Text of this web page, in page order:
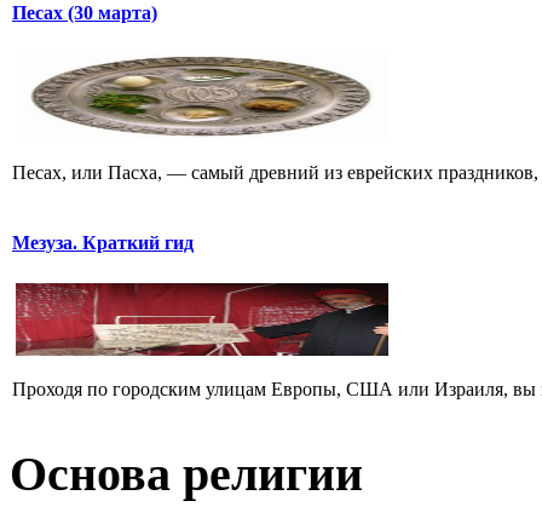
Песах (30 марта)
Песах, или Пасха, — самый древний из еврейских
Мезуза. Краткий гид
Проходя по городским улицам Европы, США или Израиля, вы
Основа религии